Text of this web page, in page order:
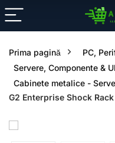
Prima pagină
PC,
Servere, Componente &
Cabinete metalice -
G2 Enterprise Shock Rack